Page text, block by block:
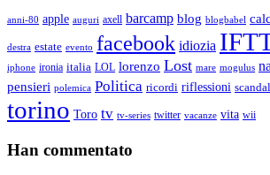
anni-80 apple auguri axell barcamp blog blogbabel
destra estate evento facebook idiozia
iphone ironia italia LOL lorenzo Lost mare mogulus
pensieri polemica Politica ricordi riflessioni
torino Toro tv tv-series twitter vacanze vita wii
Han commentato